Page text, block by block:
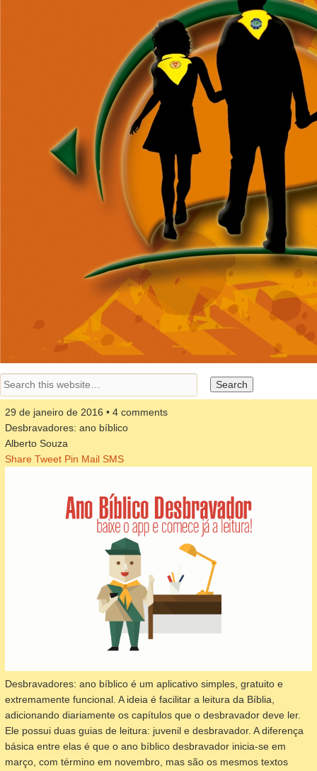
29 de janeiro de 2016 • 4 comments
Desbravadores: ano bíblico
Alberto Souza
Share Tweet Pin Mail SMS
Desbravadores: ano bíblico é um aplicativo simples, gratuito e
extremamente funcional. A ideia é facilitar a leitura da Bíblia,
adicionando diariamente os capítulos que o desbravador deve ler.
Ele possui duas guias de leitura: juvenil e desbravador. A diferença
básica entre elas é que o ano bíblico desbravador inicia-se em
março, com término em novembro, mas são os mesmos textos